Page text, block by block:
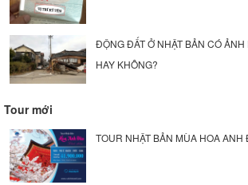
ĐỘNG ĐẤT Ở NHẬT BẢN CÓ
HAY KHÔNG?
Tour mới
TOUR NHẬT BẢN MÙA HOA ANH